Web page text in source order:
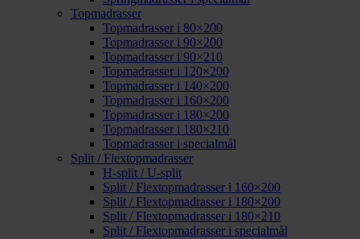
Topmadrasser
Topmadrasser i 80×200
Topmadrasser i 90×200
Topmadrasser i 90×210
Topmadrasser i 120×200
Topmadrasser i 140×200
Topmadrasser i 160×200
Topmadrasser i 180×200
Topmadrasser i 180×210
Topmadrasser i specialmål
Split / Flextopmadrasser
H-split / U-split
Split / Flextopmadrasser i 160×200
Split / Flextopmadrasser i 180×200
Split / Flextopmadrasser i 180×210
Split / Flextopmadrasser i specialmål